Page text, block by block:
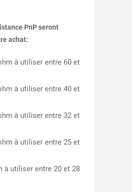
PnP seront
achat:
à utiliser entre 60 et
à utiliser entre 40 et
à utiliser entre 32 et
à utiliser entre 25 et
à utiliser entre 20 et 28